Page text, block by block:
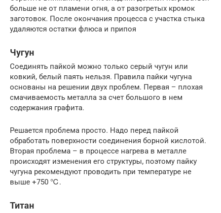
больше не от пламени огня, а от разогретых кромок
заготовок. После окончания процесса с участка стыка
удаляются остатки флюса и припоя
Чугун
Соединять пайкой можно только серый чугун или
ковкий, белый паять нельзя. Правила пайки чугуна
основаны на решении двух проблем. Первая – плохая
смачиваемость металла за счет большого в нем
содержания графита.
Решается проблема просто. Надо перед пайкой
обработать поверхности соединения борной кислотой.
Вторая проблема – в процессе нагрева в металле
происходят изменения его структуры, поэтому пайку
чугуна рекомендуют проводить при температуре не
выше +750 ℃.
Титан